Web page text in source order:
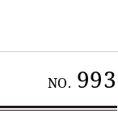
NO. 993